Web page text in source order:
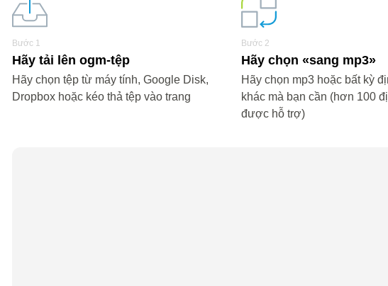
Bước 1
Hãy tải lên ogm-tệp
Hãy chọn tệp từ máy tính, Google Disk,
Dropbox hoặc kéo thả tệp vào trang
Bước 2
Hãy chọn «sang mp3»
Hãy chọn mp3 hoặc bất kỳ
khác mà bạn cần (hơn 100
được hỗ trợ)